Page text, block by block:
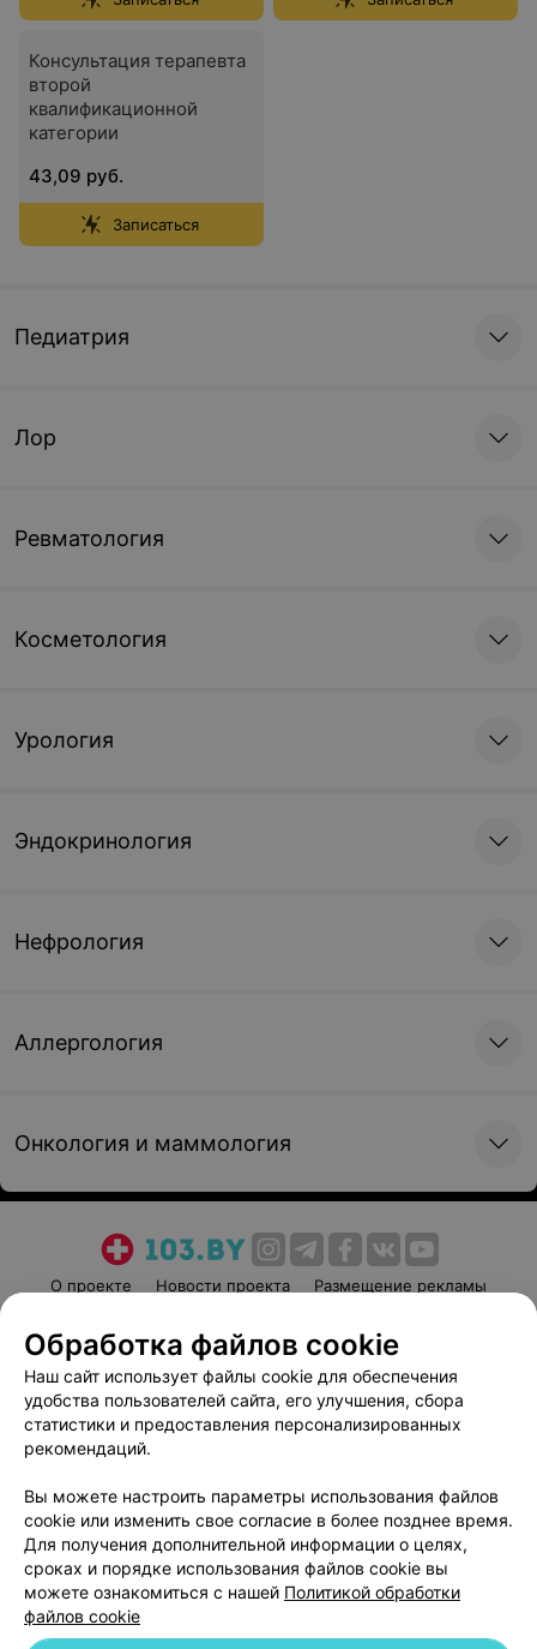
Консультация терапевта
второй
квалификационной
категории
43,09 руб.
Записаться
Педиатрия
Лор
Ревматология
Косметология
Урология
Эндокринология
Нефрология
Аллергология
Онкология и маммология
О проекте Новости проекта
Размещение рекламы
Пользовательское соглашение
Способы оплаты
Вакансии
Партнеры
Написать руководителю 103.by
Обработка персональных данных
Обработка файлов cookie
Наш сайт использует файлы cookie для обеспечения
удобства пользователей сайта, его улучшения, сбора
статистики и предоставления персонализированных
рекомендаций.
Вы можете настроить параметры использования файлов
cookie или изменить свое согласие в более позднее время.
Для получения дополнительной информации о целях,
сроках и порядке использования файлов cookie вы
можете ознакомиться с нашей Политикой обработки
файлов cookie